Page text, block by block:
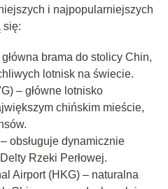
i najpopularniejszych
się:
brama do stolicy Chin,
lotnisk na świecie.
– główne lotnisko
chińskim mieście,
obsługuje dynamicznie
Rzeki Perłowej.
Airport (HKG) – naturalna